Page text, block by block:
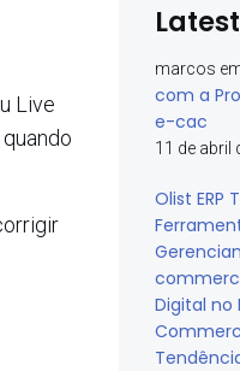
Live
marcos
com a
e-cac
11 de abril
Olist ERP
Digital no